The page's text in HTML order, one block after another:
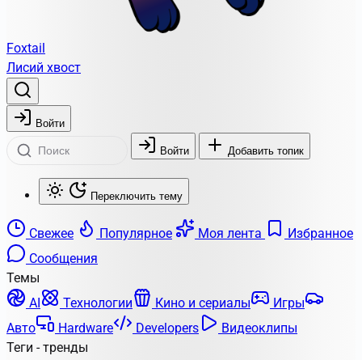
Foxtail
Лисий хвост
Войти
Войти Добавить топик
Переключить тему
Свежее Популярное Моя лента
Избранное
Сообщения
Темы
AI
Технологии Кино и сериалы
Игры
Авто
Hardware Developers
Видеоклипы
Теги - тренды